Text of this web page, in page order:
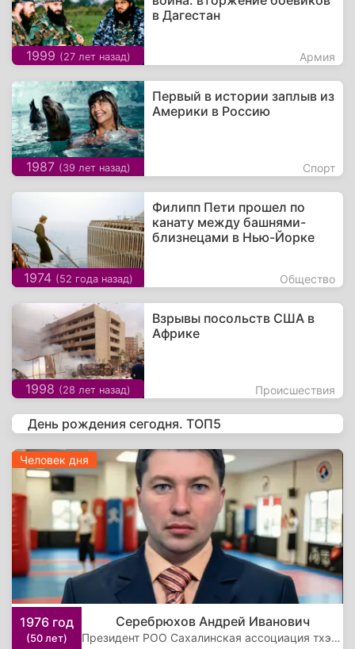
1999 (27 лет назад)
в Дагестан
Армия
1987 (39 лет назад)
Первый в истории заплыв из
Америки в Россию
Спорт
1974 (52 года назад)
Филипп Пети прошел по
канату между башнями-
близнецами в Нью-Йорке
Общество
1998 (28 лет назад)
Взрывы посольств США в
Африке
Происшествия
День рождения сегодня. ТОП5
1976 год
(50 лет)
Серебрюхов Андрей Иванович
Президент РОО Сахалинская ассоциация тхэквондо (2022-н.в.)
Человек дня